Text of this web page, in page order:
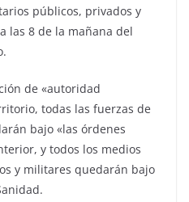
públicos, privados y
las 8 de la mañana del
de «autoridad
todas las fuerzas de
bajo «las órdenes
y todos los medios
y militares quedarán bajo